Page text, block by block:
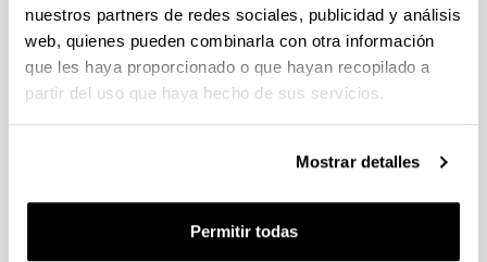
nuestros partners de redes sociales, publicidad y análisis
web, quienes pueden combinarla con otra información
que les haya proporcionado o que hayan recopilado a
partir del uso que haya hecho de sus servicios.
Mostrar detalles
Permitir todas
Física
Álgebra
Cuatrimestre 2